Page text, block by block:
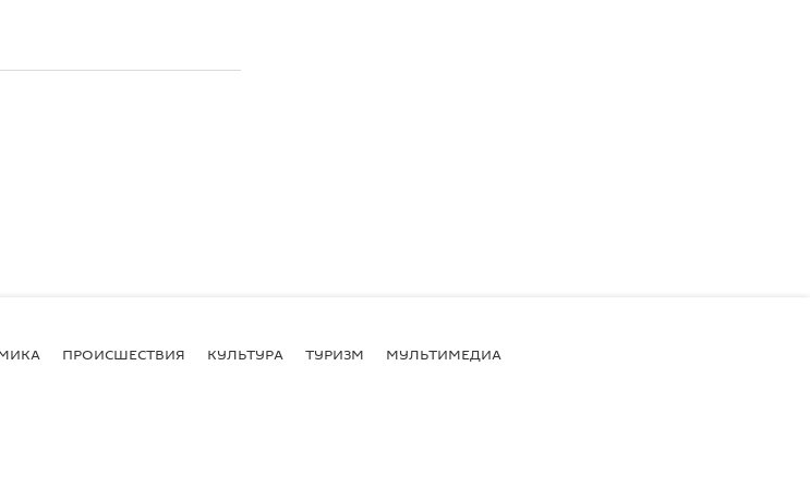
ПРОИСШЕСТВИЯ КУЛЬТУРА ТУРИЗМ МУЛЬТИМЕДИА